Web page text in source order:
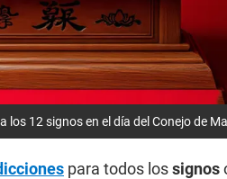
los 12 signos en el día del Conejo de
para todos lossignos